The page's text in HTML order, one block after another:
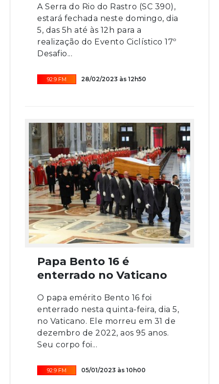
A Serra do Rio do Rastro (SC 390),
estará fechada neste domingo, dia
5, das 5h até às 12h para a
realização do Evento Ciclístico 17º
Desafio...
92.9 FM 28/02/2023 às 12h50
Papa Bento 16 é
enterrado no Vaticano
O papa emérito Bento 16 foi
enterrado nesta quinta-feira, dia 5,
no Vaticano. Ele morreu em 31 de
dezembro de 2022, aos 95 anos.
Seu corpo foi...
92.9 FM 05/01/2023 às 10h00